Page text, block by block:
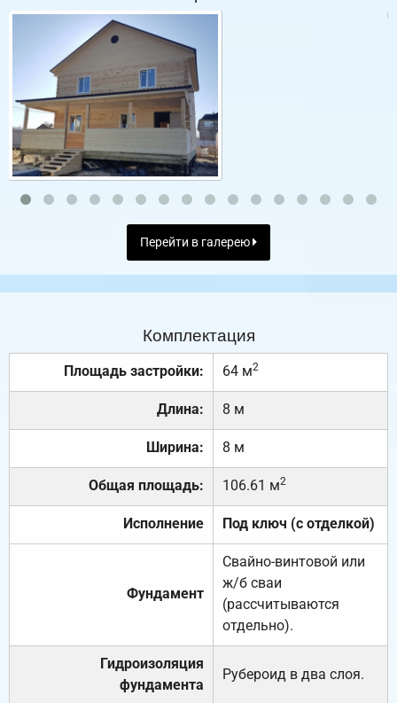
Перейти в галерею
Комплектация
Площадь застройки: 64 м2
Длина: 8 м
Ширина: 8 м
Общая площадь: 106.61 м2
Исполнение Под ключ (с отделкой)
Фундамент
Свайно-винтовой или
ж/б сваи
(рассчитываются
отдельно).
Гидроизоляция
фундамента
Рубероид в два слоя.